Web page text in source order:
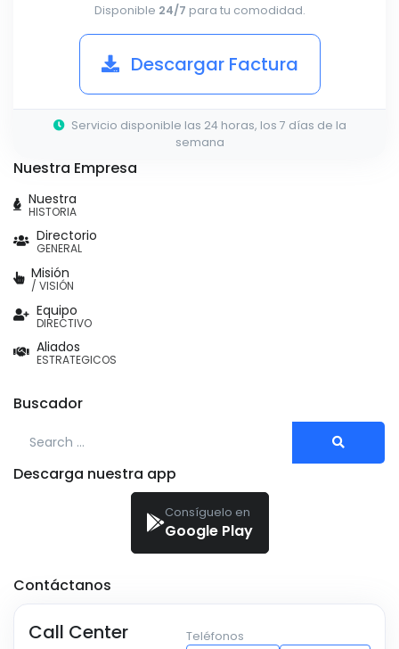
Disponible 24/7 para tu comodidad.
Descargar Factura
Servicio disponible las 24 horas, los 7 días de la
semana
Nuestra Empresa
Nuestra
HISTORIA
Directorio
GENERAL
Misión
/ VISIÓN
Equipo
DIRECTIVO
Aliados
ESTRATEGICOS
Buscador
Descarga nuestra app
Consíguelo en
Google Play
Contáctanos
Call Center Teléfonos